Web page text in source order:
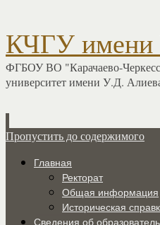
КЧГУ имени
ФГБОУ ВО "Карачаево-
университет имени У.Д.
Пропустить до содержимого
Главная
Ректорат
Общая информация
Историческая
Сведения об